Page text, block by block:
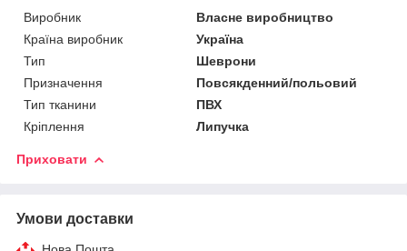
Виробник
Власне виробництво
Країна виробник
Україна
Тип
Шеврони
Призначення
Повсякденний/польовий
Тип тканини
ПВХ
Кріплення
Липучка
Приховати
Умови доставки